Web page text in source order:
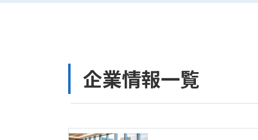
企業情報一覧